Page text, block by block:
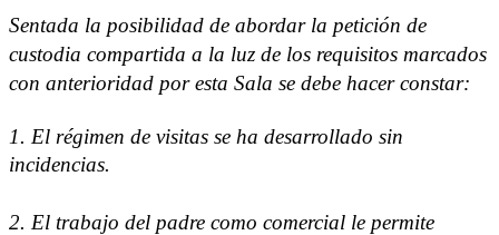
Sentada la posibilidad de abordar la petición de
custodia compartida a la luz de los requisitos marcados
con anterioridad por esta Sala se debe hacer constar:
1. El régimen de visitas se ha desarrollado sin
incidencias.
2. El trabajo del padre como comercial le permite